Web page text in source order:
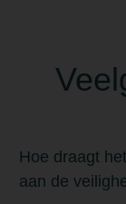
Hoe draagt
aan de